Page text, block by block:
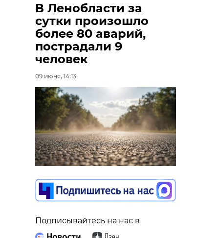
В Ленобласти за
сутки произошло
более 80 аварий,
пострадали 9
человек
09 июня, 14:13
Подписывайтесь на нас в